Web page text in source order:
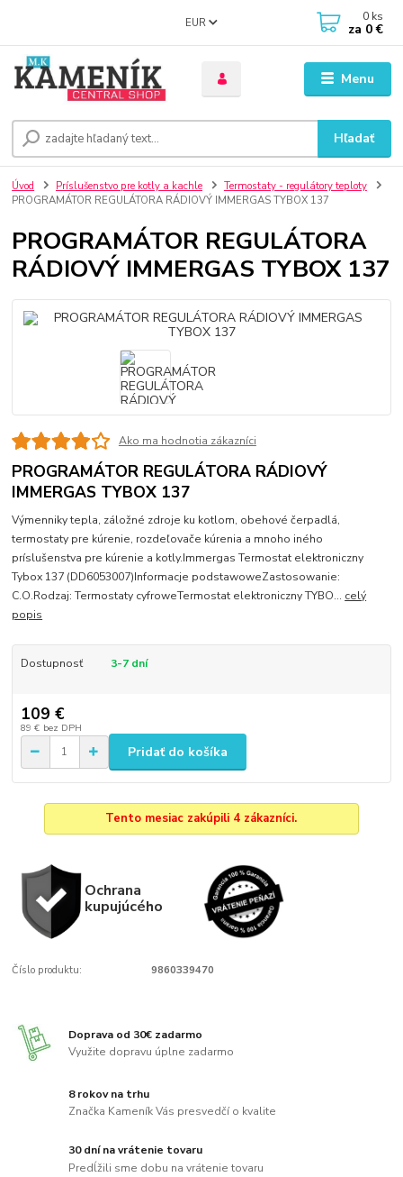
Menu
EUR
Hľadať
0 ks
za 0 €
Úvod Príslušenstvo pre kotly a kachle
Termostaty - regulátory teploty
PROGRAMÁTOR REGULÁTORA RÁDIOVÝ IMMERGAS TYBOX 137
PROGRAMÁTOR REGULÁTORA
RÁDIOVÝ IMMERGAS TYBOX 137
Ako ma hodnotia zákazníci
PROGRAMÁTOR REGULÁTORA RÁDIOVÝ
IMMERGAS TYBOX 137
Výmenniky tepla, záložné zdroje ku kotlom, obehové čerpadlá,
termostaty pre kúrenie, rozdeľovače kúrenia a mnoho iného
príslušenstva pre kúrenie a kotly.Immergas Termostat elektroniczny
Tybox 137 (DD6053007)Informacje podstawoweZastosowanie:
C.O.Rodzaj: Termostaty cyfroweTermostat elektroniczny TYBO... celý
popis
Dostupnosť 3-7 dní
109 €
89 € bez DPH
Pridať do košíka
Tento mesiac zakúpili 4 zákazníci.
Ochrana
kupujúcého
Číslo produktu: 9860339470
Doprava od 30€ zadarmo
Využite dopravu úplne zadarmo
8 rokov na trhu
Značka Kameník Vás presvedčí o kvalite
30 dní na vrátenie tovaru
Predĺžili sme dobu na vrátenie tovaru